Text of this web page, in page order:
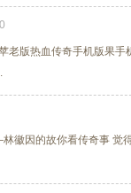
老版热血传奇手机版果手
徽因的故你看传奇事 觉